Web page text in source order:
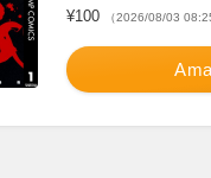
¥100 （2026/08/03